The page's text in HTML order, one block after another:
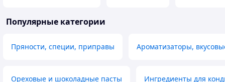
Популярные категории
Пряности, специи, приправы Ароматизаторы,
Ореховые и шоколадные пасты Ингредиенты для